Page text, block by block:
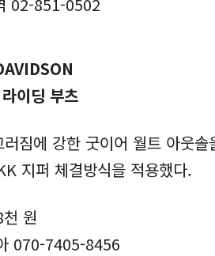
이딩 부츠
짐에 강한 굿이어 월트 아웃
지퍼 체결방식을 적용했다.
원
070-7405-8456